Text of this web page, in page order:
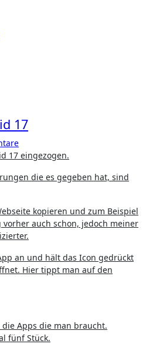
17
17 eingezogen.
die es gegeben hat, sind
kopieren und zum Beispiel
auch schon, jedoch meiner
an und hält das Icon gedrückt
Hier tippt man auf den
Apps die man braucht.
fünf Stück.